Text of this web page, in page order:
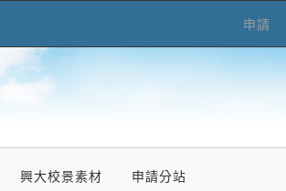
申請
興大校景素材 申請分站